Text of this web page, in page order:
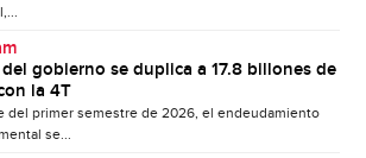
gobierno se duplica a 17.8 billones de
la 4T
del primer semestre de 2026, el endeudamiento
se...